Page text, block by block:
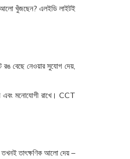
আলো খুঁজছেন? এলইডি লাইটই
বেছে নেওয়ার সুযোগ দেয়,
এবং মনোযোগী রাখে। CCT
তখনই তাৎক্ষণিক আলো দেয় –